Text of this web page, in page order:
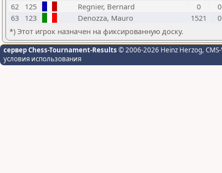
62 125 Regnier, Bernard 0
0
63
123 Denozza, Mauro 1521
0
*) Этот игрок назначен на фиксированную доску.
сервер Chess-Tournament-Results © 2006-2026 Heinz Herzog,
условия использования